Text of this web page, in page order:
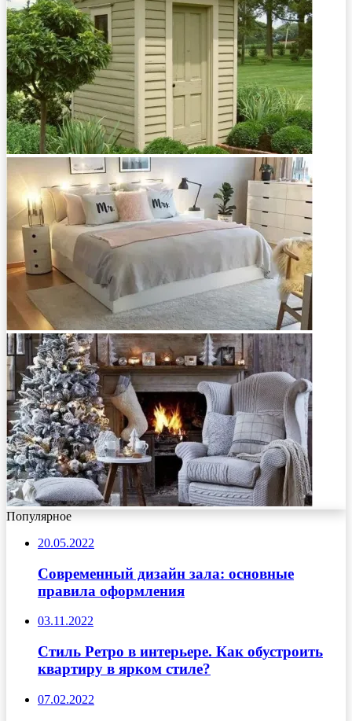
Популярное
20.05.2022
Современный дизайн зала: основные
правила оформления
03.11.2022
Стиль Ретро в интерьере. Как обустроить
квартиру в ярком стиле?
07.02.2022